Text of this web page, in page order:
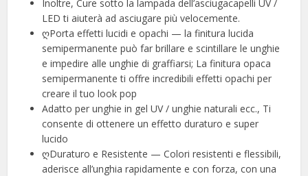
Inoltre, Cure sotto la lampada dell’asciugacapelli UV /
LED ti aiuterà ad asciugare più velocemente.
ღPorta effetti lucidi e opachi — la finitura lucida
semipermanente può far brillare e scintillare le unghie
e impedire alle unghie di graffiarsi; La finitura opaca
semipermanente ti offre incredibili effetti opachi per
creare il tuo look pop
Adatto per unghie in gel UV / unghie naturali ecc., Ti
consente di ottenere un effetto duraturo e super
lucido
ღDuraturo e Resistente — Colori resistenti e flessibili,
aderisce all’unghia rapidamente e con forza, con una